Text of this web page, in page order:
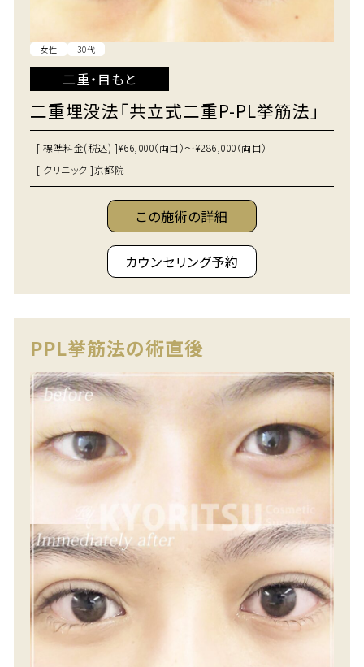
女性 30代
二重・目もと
二重埋没法「共立式二重P-PL挙筋法」
[ 標準料金(税込) ]¥66,000（両目）～¥286,000（両目）
[ クリニック ]京都院
この施術の詳細
カウンセリング予約
PPL挙筋法の術直後